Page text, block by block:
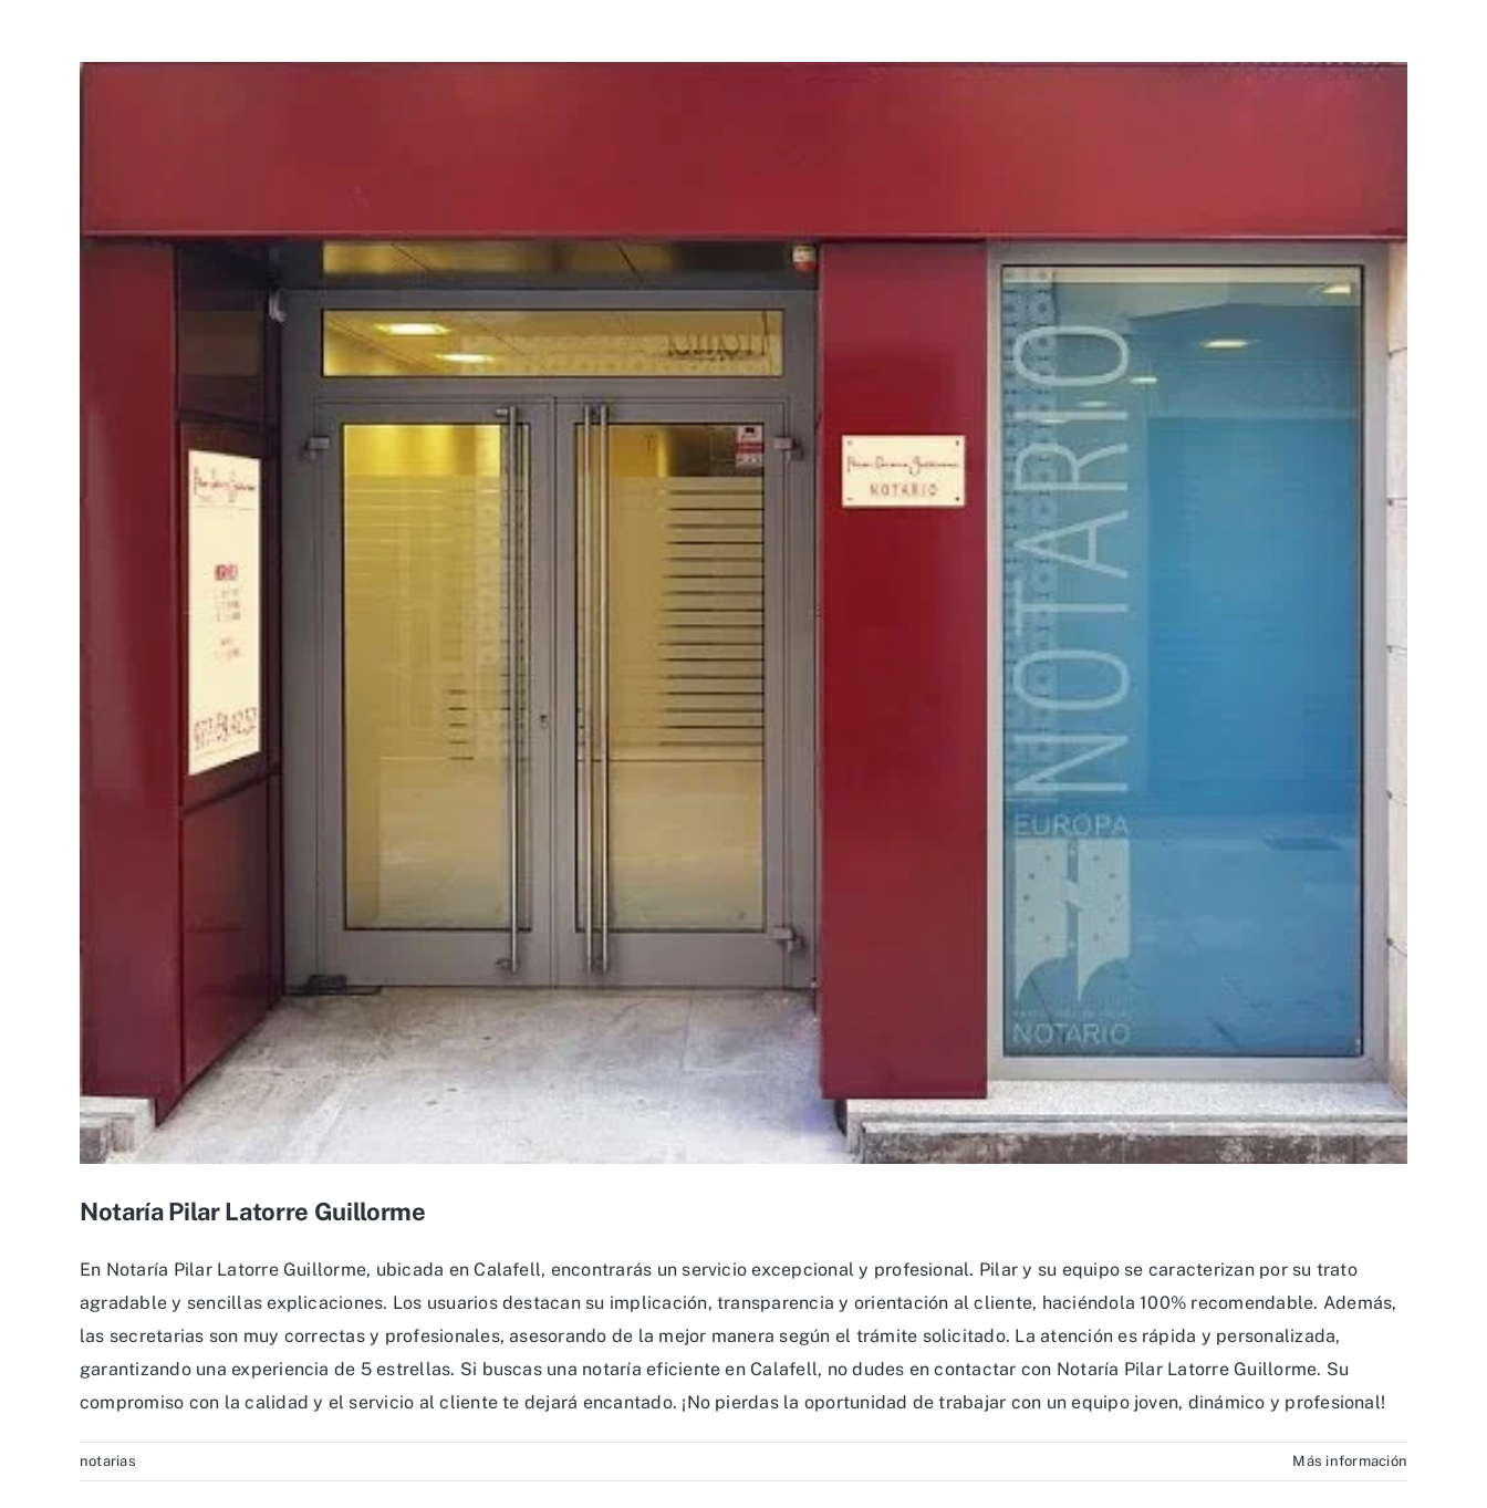
Notaría Pilar Latorre Guillorme
En Notaría Pilar Latorre Guillorme, ubicada en Calafell, encontrarás un servicio excepcional y profesional. Pilar y su equipo se caracterizan por su trato
agradable y sencillas explicaciones. Los usuarios destacan su implicación, transparencia y orientación al cliente, haciéndola 100% recomendable. Además,
las secretarias son muy correctas y profesionales, asesorando de la mejor manera según el trámite solicitado. La atención es rápida y personalizada,
garantizando una experiencia de 5 estrellas. Si buscas una notaría eficiente en Calafell, no dudes en contactar con Notaría Pilar Latorre Guillorme. Su
compromiso con la calidad y el servicio al cliente te dejará encantado. ¡No pierdas la oportunidad de trabajar con un equipo joven, dinámico y profesional!
notarias Más información